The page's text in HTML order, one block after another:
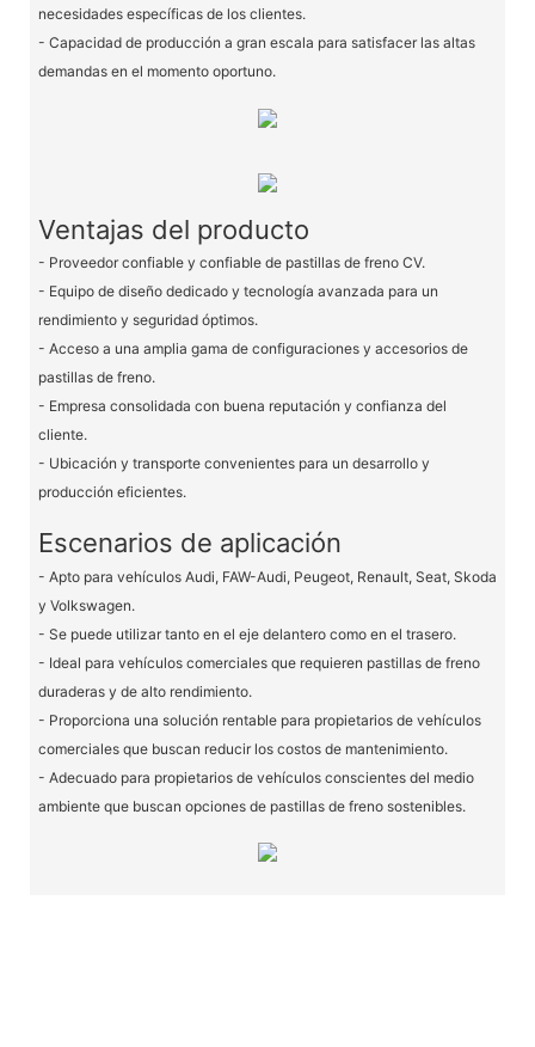
necesidades específicas de los clientes.
- Capacidad de producción a gran escala para satisfacer las altas
demandas en el momento oportuno.
Ventajas del producto
- Proveedor confiable y confiable de pastillas de freno CV.
- Equipo de diseño dedicado y tecnología avanzada para un
rendimiento y seguridad óptimos.
- Acceso a una amplia gama de configuraciones y accesorios de
pastillas de freno.
- Empresa consolidada con buena reputación y confianza del
cliente.
- Ubicación y transporte convenientes para un desarrollo y
producción eficientes.
Escenarios de aplicación
- Apto para vehículos Audi, FAW-Audi, Peugeot, Renault, Seat, Skoda
y Volkswagen.
- Se puede utilizar tanto en el eje delantero como en el trasero.
- Ideal para vehículos comerciales que requieren pastillas de freno
duraderas y de alto rendimiento.
- Proporciona una solución rentable para propietarios de vehículos
comerciales que buscan reducir los costos de mantenimiento.
- Adecuado para propietarios de vehículos conscientes del medio
ambiente que buscan opciones de pastillas de freno sostenibles.